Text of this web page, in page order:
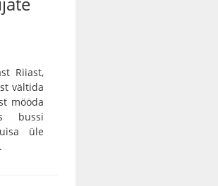
Riiast,
vältida
mööda
bussi
üle